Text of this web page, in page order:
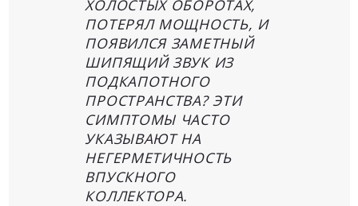
ХОЛОСТЫХ ОБОРОТАХ,
ПОТЕРЯЛ МОЩНОСТЬ, И
ПОЯВИЛСЯ ЗАМЕТНЫЙ
ШИПЯЩИЙ ЗВУК ИЗ
ПОДКАПОТНОГО
ПРОСТРАНСТВА? ЭТИ
СИМПТОМЫ ЧАСТО
УКАЗЫВАЮТ НА
НЕГЕРМЕТИЧНОСТЬ
ВПУСКНОГО
КОЛЛЕКТОРА.